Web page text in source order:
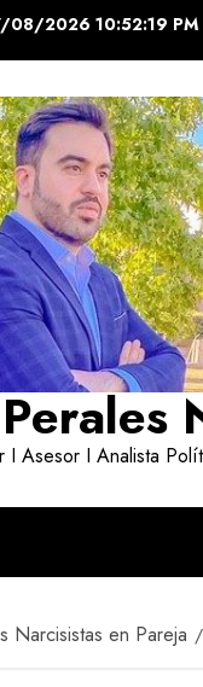
08/2026 10:52:20 PM
I Asesor I Analista
Narcisistas en Pareja